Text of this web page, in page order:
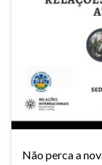
Não perca a